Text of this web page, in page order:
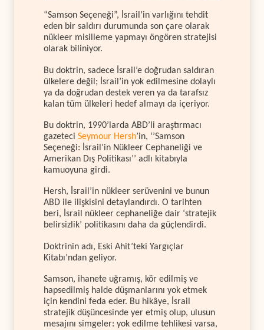
“Samson Seçeneği”, İsrail’in varlığını tehdit
eden bir saldırı durumunda son çare olarak
nükleer misilleme yapmayı öngören stratejisi
olarak biliniyor.
Bu doktrin, sadece İsrail’e doğrudan saldıran
ülkelere değil; İsrail’in yok edilmesine dolaylı
ya da doğrudan destek veren ya da tarafsız
kalan tüm ülkeleri hedef almayı da içeriyor.
Bu doktrin, 1990’larda ABD’li araştırmacı
gazeteci Seymour Hersh’in, ‘’Samson
Seçeneği: İsrail’in Nükleer Cephaneliği ve
Amerikan Dış Politikası’’ adlı kitabıyla
kamuoyuna girdi.
Hersh, İsrail’in nükleer serüvenini ve bunun
ABD ile ilişkisini detaylandırdı. O tarihten
beri, İsrail nükleer cephaneliğe dair ‘stratejik
belirsizlik’ politikasını daha da güçlendirdi.
Doktrinin adı, Eski Ahit’teki Yargıçlar
Kitabı’ndan geliyor.
Samson, ihanete uğramış, kör edilmiş ve
hapsedilmiş halde düşmanlarını yok etmek
için kendini feda eder. Bu hikâye, İsrail
stratejik düşüncesinde yer etmiş olup, ulusun
mesajını simgeler: yok edilme tehlikesi varsa,